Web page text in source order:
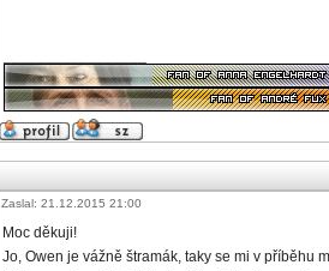
Zaslal: 21.12.2015 21:00
Moc děkuji!
Jo, Owen je vážně štramák, taky se mi v příběhu